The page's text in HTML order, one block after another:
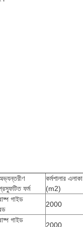
ফর্ম
কর্মশালার এলাকা
(m2)
গাইড
2000
গাইড
2000